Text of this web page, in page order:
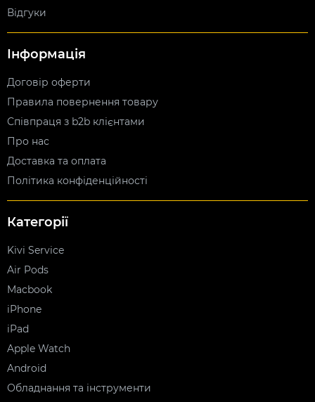
Відгуки
Інформація
Договір оферти
Правила повернення товару
Співпраця з b2b клієнтами
Про нас
Доставка та оплата
Політика конфіденційності
Категорії
Kivi Service
Air Pods
Macbook
iPhone
iPad
Apple Watch
Android
Обладнання та інструменти